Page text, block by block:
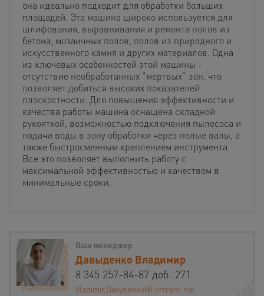
она идеально подходит для обработки больших
площадей. Эта машина широко используется для
шлифования, выравнивания и ремонта полов из
бетона, мозаичных полов, полов из природного и
искусственного камня и других материалов. Одна
из ключевых особенностей этой машины -
отсутствие необработанных "мертвых" зон, что
позволяет добиться высоких показателей
плоскостности. Для повышения эффективности и
качества работы машина оснащена складной
рукояткой, возможностью подключения пылесоса и
подачи воды в зону обработки через полые валы, а
также быстросменным креплением инструмента.
Все это позволяет выполнить работу с
максимальной эффективностью и качеством в
минимальные сроки.
Ваш менеджер
Давыденко Владимир
8 345 257-84-87 доб. 271
Vladimir.Davydenko@Fortrent.net